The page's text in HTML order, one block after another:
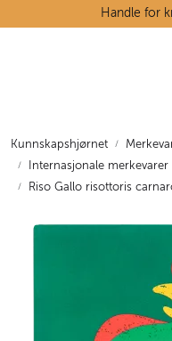
Skip to main contentHandle for
Kunnskapshjørnet
Internasjonale merkevarer
Riso Gallo risottoris
Tørrvarehylla
Kunnskapshjørnet